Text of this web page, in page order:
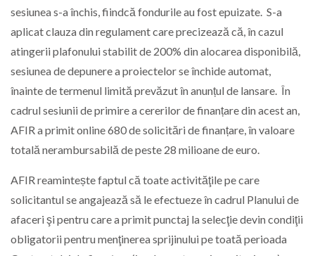
sesiunea s-a închis, fiindcă fondurile au fost epuizate. S-a
aplicat clauza din regulament care precizează că, în cazul
atingerii plafonului stabilit de 200% din alocarea disponibilă,
sesiunea de depunere a proiectelor se închide automat,
înainte de termenul limită prevăzut în anunțul de lansare. În
cadrul sesiunii de primire a cererilor de finanțare din acest an,
AFIR a primit online 680 de solicitări de finanțare, în valoare
totală nerambursabilă de peste 28 milioane de euro.
AFIR reamintește faptul că toate activităţile pe care
solicitantul se angajează să le efectueze în cadrul Planului de
afaceri şi pentru care a primit punctaj la selecţie devin condiţii
obligatorii pentru menţinerea sprijinului pe toată perioada